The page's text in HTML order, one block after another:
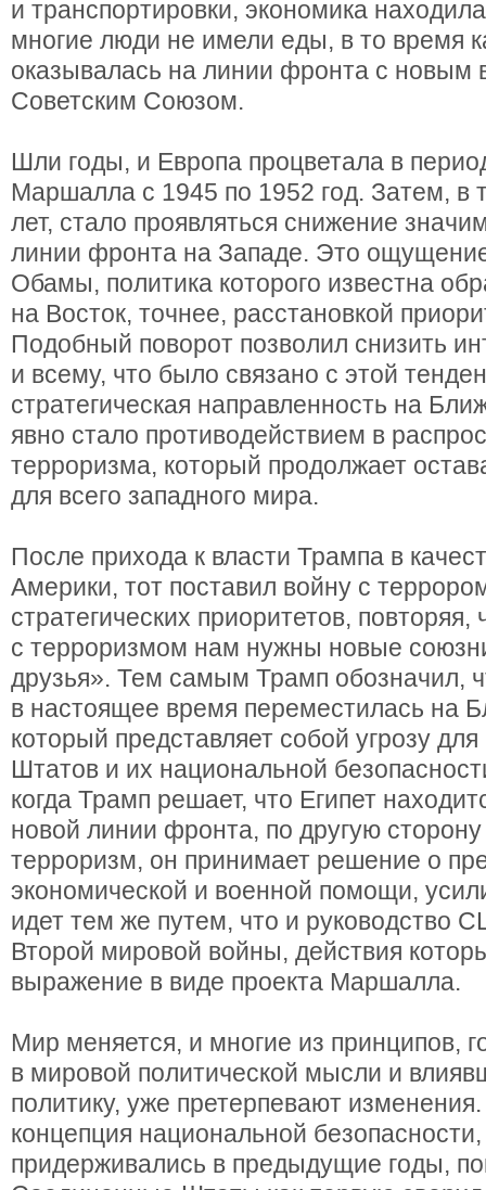
и транспортировки, экономика
многие люди не имели еды, в то время
оказывалась на линии фронта с новым
Советским Союзом.
Шли годы, и Европа процветала в
Маршалла с 1945 по 1952 год. Затем, в
лет, стало проявляться снижение
линии фронта на Западе. Это
Обамы, политика которого известна
на Восток, точнее, расстановкой
Подобный поворот позволил снизить
и всему, что было связано с этой
стратегическая направленность на
явно стало противодействием в
терроризма, который продолжает
для всего западного мира.
После прихода к власти Трампа в
Америки, тот поставил войну с
стратегических приоритетов, повторяя,
с терроризмом нам нужны новые
друзья». Тем самым Трамп обозначил,
в настоящее время переместилась на
который представляет собой угрозу
Штатов и их национальной
когда Трамп решает, что Египет
новой линии фронта, по другую сторону
терроризм, он принимает решение о
экономической и военной помощи,
идет тем же путем, что и руководство
Второй мировой войны, действия
выражение в виде проекта Маршалла.
Мир меняется, и многие из принципов,
в мировой политической мысли и
политику, уже претерпевают
концепция национальной
придерживались в предыдущие годы,